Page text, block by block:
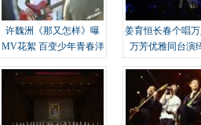
许魏洲《那又怎样》曝
MV花絮 百变少年青春洋
姜育恒长春个唱
万芳优雅同台演